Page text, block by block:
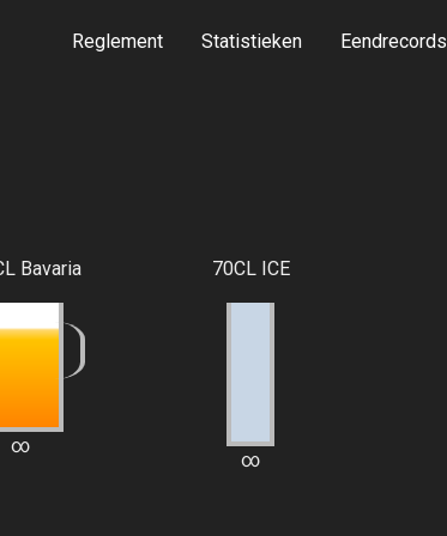
Reglement Statistieken Eendrecords
Bavaria
∞
70CL ICE
∞